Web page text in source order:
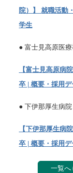
院）】 就職活動
学生
● 富士見高原医
【富士見高原病
卒 | 概要・採用
● 下伊那厚生病院
【下伊那厚生病
卒 | 概要・採用
一覧へ